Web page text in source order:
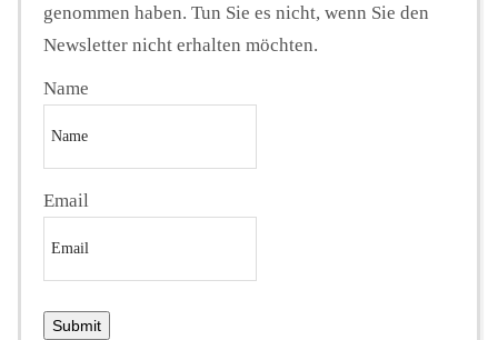
genommen haben. Tun Sie es nicht, wenn Sie den
Newsletter nicht erhalten möchten.
Name
Email